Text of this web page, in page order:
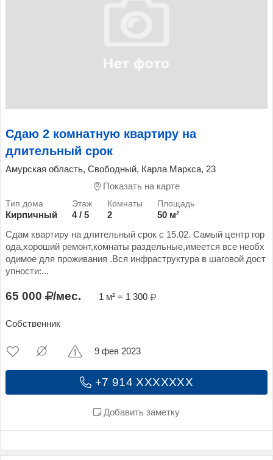
Сдаю 2 комнатную квартиру на
длительный срок
Амурская область, Свободный, Карла Маркса, 23
Показать на карте
Кирпичный 4 / 5 2
50 м²
Сдам квартиру на длительный срок с 15.02. Самый центр гор
ода,хороший ремонт,комнаты раздельные,имеется все необх
одимое для проживания .Вся инфраструктура в шаговой дост
упности:...
65 000 /мес. 1 м² = 1 300
Собственник
+7 914 XXXXXXX
Добавить заметку
9 фев 2023